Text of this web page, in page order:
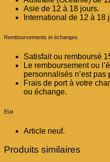
Asie de 12 à 18 jours.
International de 12 à 18
Remboursements et échanges
Satisfait ou remboursé
Le remboursement ou
personnalisés n’est pas
Frais de port à votre
ou échange.
Etat
Article neuf.
Produits similaires